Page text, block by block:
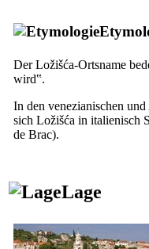
Der Ložišća-Ortsname
wird‟.
In den venezianischen
sich Ložišća in italienisch
de Brac).
Lage